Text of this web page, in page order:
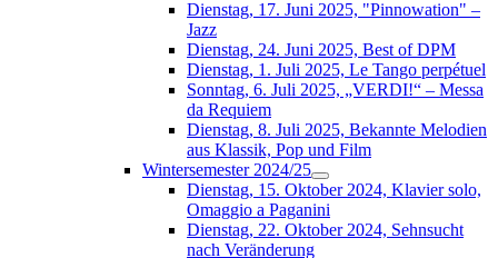
Dienstag, 17. Juni 2025, "Pinnowation" –
Jazz
Dienstag, 24. Juni 2025, Best of DPM
Dienstag, 1. Juli 2025, Le Tango perpétuel
Sonntag, 6. Juli 2025, „VERDI!“ – Messa
da Requiem
Dienstag, 8. Juli 2025, Bekannte Melodien
aus Klassik, Pop und Film
Wintersemester 2024/25
Dienstag, 15. Oktober 2024, Klavier solo,
Omaggio a Paganini
Dienstag, 22. Oktober 2024, Sehnsucht
nach Veränderung